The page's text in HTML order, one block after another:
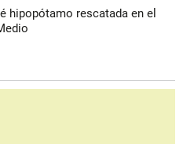
hipopótamo rescatada en el